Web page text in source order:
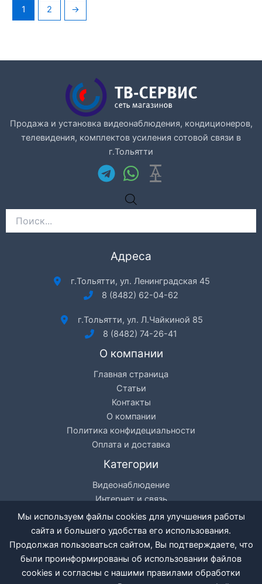
1 2 →
Продажа и установка видеонаблюдения, кондиционеров,
телевидения, комплектов усиления сотовой связи в
г.Тольятти
товаров
Адреса
г.Тольятти, ул. Ленинградская 45
8 (8482) 62-04-62
г.Тольятти, ул. Л.Чайкиной 85
8 (8482) 74-26-41
О компании
Главная страница
Статьи
Контакты
О компании
Политика конфидециальности
Оплата и доставка
Категории
Видеонаблюдение
Интернет и связь
Цифровое телевидение
Кондиционеры
Разное
Мы используем файлы cookies для улучшения работы
сайта и большего удобства его использования.
Продолжая пользоваться сайтом, Вы подтверждаете, что
были проинформированы об использовании файлов
cookies и согласны с нашими правилами обработки